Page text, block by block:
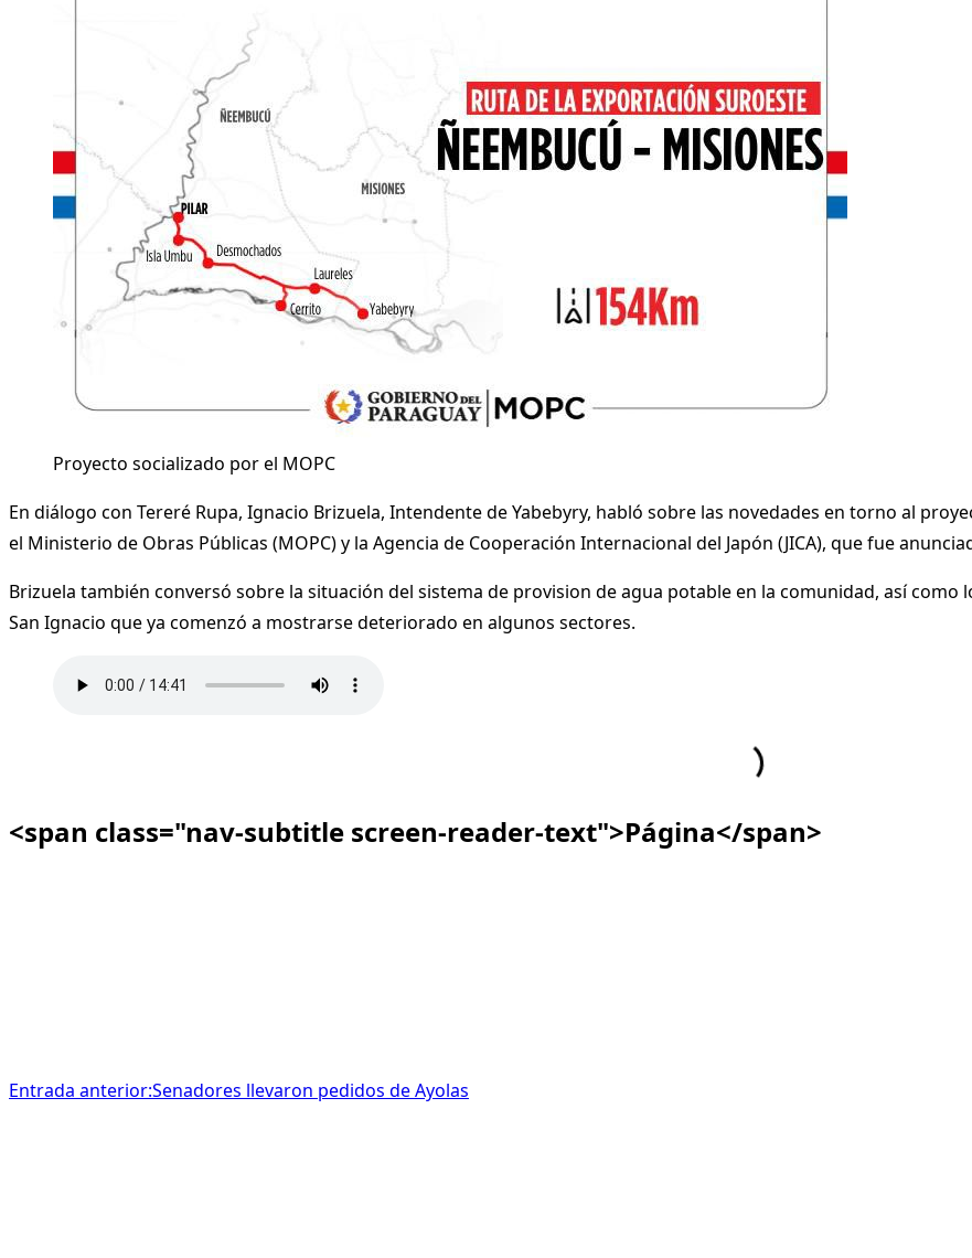
Proyecto socializado por el MOPC
En diálogo con Tereré Rupa, Ignacio Brizuela, Intendente de Yabebyry, habló sobre las novedades en torno al
el Ministerio de Obras Públicas (MOPC) y la Agencia de Cooperación Internacional del Japón (JICA), que fue
Brizuela también conversó sobre la situación del sistema de provision de agua potable en la comunidad, así
San Ignacio que ya comenzó a mostrarse deteriorado en algunos sectores.
<span class="nav-subtitle screen-reader-text">Página</span>
Entrada anterior:Senadores llevaron pedidos de Ayolas